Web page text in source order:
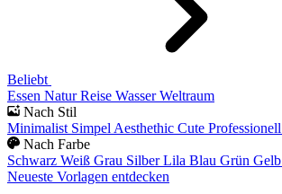
Beliebt
Essen Natur Reise Wasser Weltraum
Nach Stil
Minimalist Simpel Aesthethic Cute Professionell
Nach Farbe
Schwarz Weiß Grau Silber Lila Blau Grün Gelb
Neueste Vorlagen entdecken